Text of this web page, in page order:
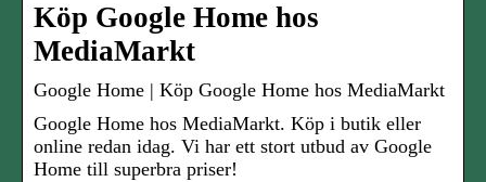
Köp Google Home hos
MediaMarkt
Google Home | Köp Google Home hos MediaMarkt
Google Home hos MediaMarkt. Köp i butik eller
online redan idag. Vi har ett stort utbud av Google
Home till superbra priser!